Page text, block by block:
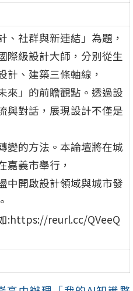
、社群與新連結」為題，
際級設計大師，分別從生
計、建築三條軸線，
來」的前瞻觀點。透過設
與對話，展現設計不僅是
變的方法。本論壇將在城
嘉義市舉行，
中開啟設計領域與城市發
:https://reurl.cc/QVeeQ